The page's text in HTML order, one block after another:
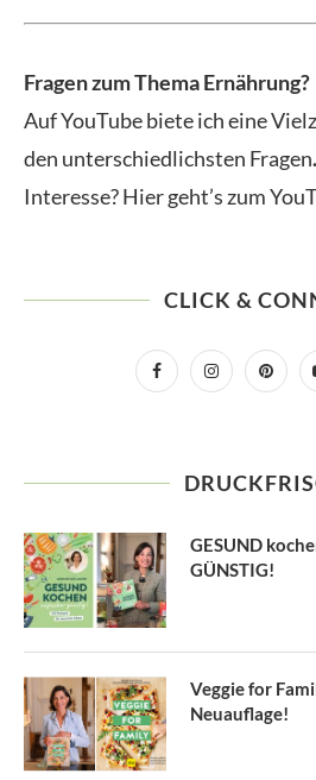
Fragen zum Thema Ernährung?
Auf YouTube biete ich eine
den unterschiedlichsten Fragen.
Interesse? Hier geht’s zum
CLICK &
GESUND
GÜNSTIG!
Veggie for
Neuauflage!